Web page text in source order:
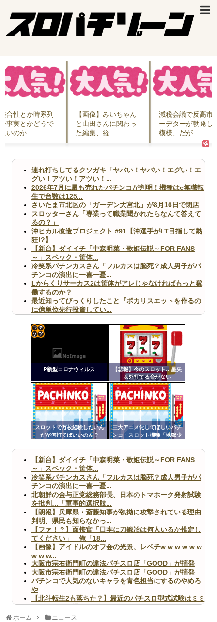
合性とか時系列
事実とかどうで
いのか...
【画像】みいちゃん
と山田さんに関わっ
た編集、経...
減税会議で反高市
ーデターが勃発し
模様、だが...
連れ打ちしてるクソガキ「ヤバい！ヤバい！エグい！エ
グい！アツい！アツい！...
2026年7月に最も売れたパチンコが判明！機種はe無職転
生で台数は125...
さいたま市北区の「ガーデン大宮北」が8月16日で閉店
スロッターさん「専業って職業聞かれたらなんて答えて
るの？」
沖ヒカル改造プロジェクト #91【沖選手がLT目指して熱
狂!?】
【新台】ダイイチ「中森明菜・歌姫伝説～FOR FANS
～」スペック・筐体...
冷笑系パチンカスさん「フルカスは脳死？成人男子がパ
チンコの演出に一喜一憂...
Lからくりサーカス2は筐体がアレじゃなければもっと稼
働するのか？
最近知ってびっくりしたこと『ポカリスエットを作るの
に億単位先行投資してい...
ますｗ」←これどうす...
【閲覧注意】俺が近くにいると機械が壊れるんだけどさ
【画像】ペプシコーラ社、「こういうのでいいんだよ」
な新商品を発売
Powered by livedoor 相互RSS
P新型コロナウィルス
【悲報】今のスロット…星矢
以外打てる台がない
スロットで万枚経験したいん
だが何打てばいいのん？
三大アニメ化してほしいパチ
ンコ・スロット機種「地獄少
定リ
ンク
自動
更新
ツー
【新台】ダイイチ「中森明菜・歌姫伝説～FOR FANS
～」スペック・筐体...
冷笑系パチンカスさん「フルカスは脳死？成人男子がパ
チンコの演出に一喜一憂...
北朝鮮の金与正党総務部長、日本のトマホーク発射試験
を批判…「軍事的選択肢...
【朗報】兵庫県・斎藤知事が執拗に攻撃されている理由
判明、県民も知らなかっ...
【ファ！？】面接官「日本に刀鍛冶は何人いるか推定し
てください」 俺「18...
【画像】アイドルのオフ会の光景、レベチw w w w w w
w w w...
大阪市宗右衛門町の違法パチスロ店「GOOD」が摘発
大阪市宗右衛門町の違法パチスロ店「GOOD」が摘発
パチンコで人気のないキャラを青色担当にするのやめろ
や
【北斗転生2も落ちた？】最近のパチスロ型式試験はミミ
ズ的な何かが通りにく...
無職のパチンコカス(22)なんやが、ワイの人生どれくら
ホーム ニュース